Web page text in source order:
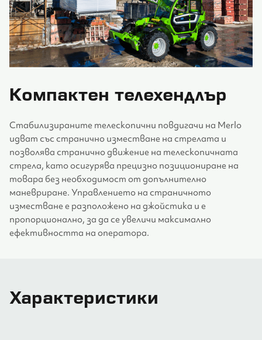
Компактен телехендлър
Стабилизираните телескопични повдигачи на Merlo
идват със странично изместване на стрелата и
позволява странично движение на телескопичната
стрела, като осигурява прецизно позициониране на
товара без необходимост от допълнително
маневриране. Управлението на страничното
изместване е разположено на джойстика и е
пропорционално, за да се увеличи максимално
ефективността на оператора.
Характеристики